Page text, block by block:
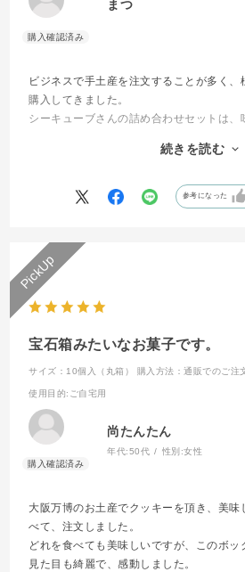
まつ
ビジネスで手土産を注文することが多く、
購入してきました。
シーキューブさんの詰め合わせセットは
個人的には焼きティラミスが別格に美味し
金額も丁度良く、ボリューミーなものなの
す！
続きを読む
参考になった
宝石箱みたいなお菓子です。
サイズ：10個入（丸箱） 購入方法：通販でのご注
使用目的:ご自宅用
尚たんたん
年代:50代 性別:女性
大阪万博のお土産でクッキーを頂き、美味
べて、注文しました。
どれを食べても美味しいですが、このボッ
見た目も綺麗で、感動しました。